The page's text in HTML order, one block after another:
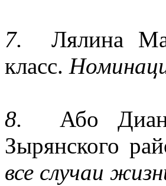
7.Лялина
класс.
8. Або
Зырянского
все случаи